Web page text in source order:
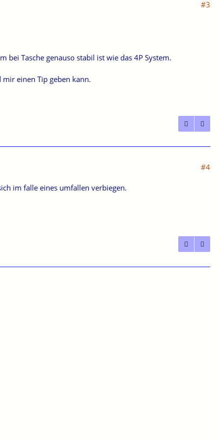
#3
bei Tasche genauso stabil ist wie das 4P System.
einen Tip geben kann.
#4
im falle eines umfallen verbiegen.